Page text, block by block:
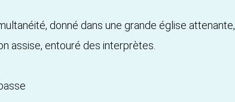
donné dans une grande église attenante,
assise, entouré des interprètes.